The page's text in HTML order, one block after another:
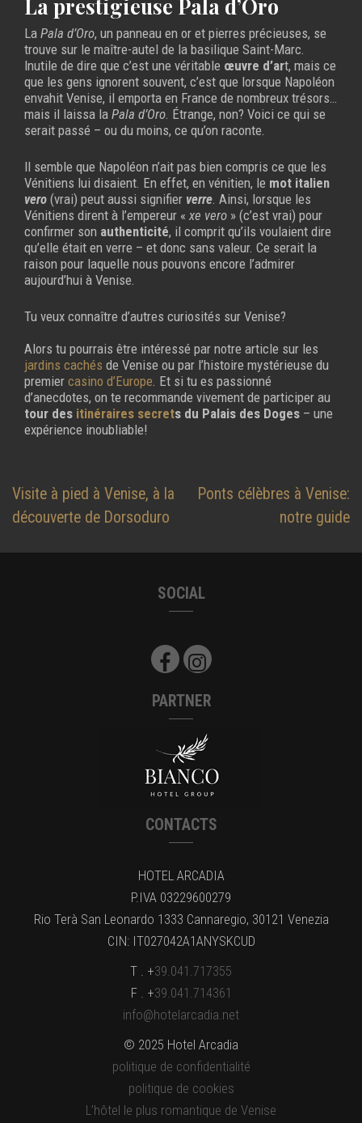
La prestigieuse Pala d’Oro
La Pala d’Oro, un panneau en or et pierres précieuses, se
trouve sur le maître-autel de la basilique Saint-Marc.
Inutile de dire que c’est une véritable œuvre d’art, mais ce
que les gens ignorent souvent, c’est que lorsque Napoléon
envahit Venise, il emporta en France de nombreux trésors…
mais il laissa la Pala d’Oro . Étrange, non? Voici ce qui se
serait passé – ou du moins, ce qu’on raconte.
Il semble que Napoléon n’ait pas bien compris ce que les
Vénitiens lui disaient. En effet, en vénitien, le mot italien
vero (vrai) peut aussi signifier verre. Ainsi, lorsque les
Vénitiens dirent à l’empereur « xe vero » (c’est vrai) pour
confirmer son authenticité, il comprit qu’ils voulaient dire
qu’elle était en verre – et donc sans valeur. Ce serait la
raison pour laquelle nous pouvons encore l’admirer
aujourd’hui à Venise.
Tu veux connaître d’autres curiosités sur Venise?
Alors tu pourrais être intéressé par notre article sur les
jardins cachés de Venise ou par l’histoire mystérieuse du
premier casino d’Europe. Et si tu es passionné
d’anecdotes, on te recommande vivement de participer au
tour des itinéraires secrets du Palais des Doges – une
expérience inoubliable!
Navigation
de
Visite à pied à Venise, à la
découverte de Dorsoduro
Ponts célèbres à Venise:
notre guide
SOCIAL
PARTNER
CONTACTS
HOTEL ARCADIA
P.IVA 03229600279
Rio Terà San Leonardo 1333 Cannaregio, 30121 Venezia
CIN: IT027042A1ANYSKCUD
T . +39.041.717355
F . +39.041.714361
info@hotelarcadia.net
© 2025 Hotel Arcadia
politique de confidentialité
politique de cookies
L’hôtel le plus romantique de Venise